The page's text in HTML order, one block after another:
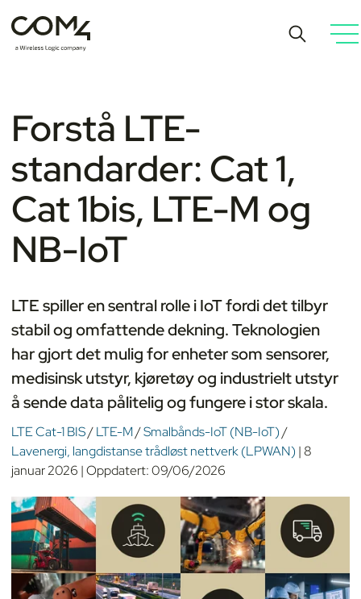
Forstå LTE-
standarder: Cat 1,
Cat 1bis, LTE-M og
NB-IoT
LTE spiller en sentral rolle i IoT fordi det tilbyr
stabil og omfattende dekning. Teknologien
har gjort det mulig for enheter som sensorer,
medisinsk utstyr, kjøretøy og industrielt utstyr
å sende data pålitelig og fungere i stor skala.
LTE Cat-1 BIS/LTE-M/Smalbånds-IoT (NB-IoT)/
Lavenergi, langdistanse trådløst nettverk (LPWAN) | 8
januar 2026 |Oppdatert:09/06/2026